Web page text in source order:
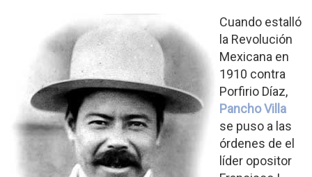
Cuando estalló
la Revolución
Mexicana en
1910 contra
Porfirio Díaz,
Pancho Villa
se puso a las
órdenes de el
líder opositor